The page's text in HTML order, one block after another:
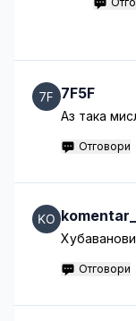
7F5F
Аз така
Отговори
Отговори